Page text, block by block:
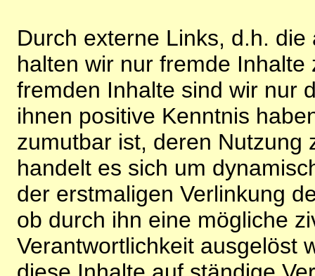
Durch externe Links, d.h.
halten wir nur fremde
fremden Inhalte sind wir nur
ihnen positive Kenntnis
zumutbar ist, deren Nutzung
handelt es sich um
der erstmaligen Verlinkung
ob durch ihn eine mögliche
Verantwortlichkeit ausgelöst